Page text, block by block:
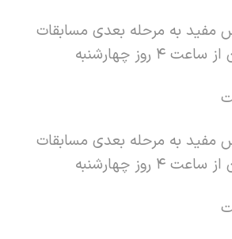
مفید به مرحله بعدی مسابقات
روز چهارشنبه
مفید به مرحله بعدی مسابقات
روز چهارشنبه